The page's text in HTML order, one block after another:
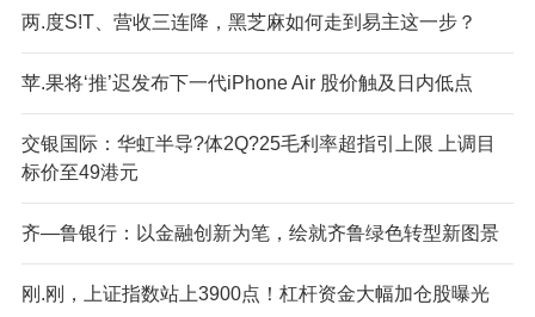
两.度S!T、营收三连降，黑芝麻如何走到易主这一步？
苹.果将‘推’迟发布下一代iPhone Air 股价触及日内低点
交银国际：华虹半导?体2Q?25毛利率超指引上限 上调目
标价至49港元
齐—鲁银行：以金融创新为笔，绘就齐鲁绿色转型新图景
刚.刚，上证指数站上3900点！杠杆资金大幅加仓股曝光